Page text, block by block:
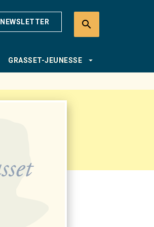
NEWSLETTER search
GRASSET-JEUNESSE arrow_drop_down